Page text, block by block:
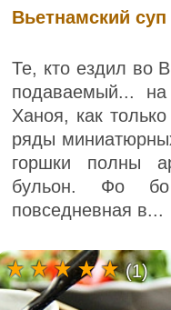
Вьетнамский
Те, кто ездил во
подаваемый...
Ханоя, как
ряды
горшки полны
бульон. Фо
повседневная в...
(1)